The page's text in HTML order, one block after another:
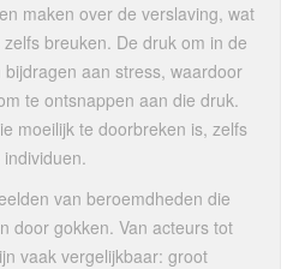
maken over de verslaving, wat
breuken. De druk om in de
aan stress, waardoor
te ontsnappen aan die druk.
moeilijk te doorbreken is, zelfs
van beroemdheden die
door gokken. Van acteurs tot
vaak vergelijkbaar: groot